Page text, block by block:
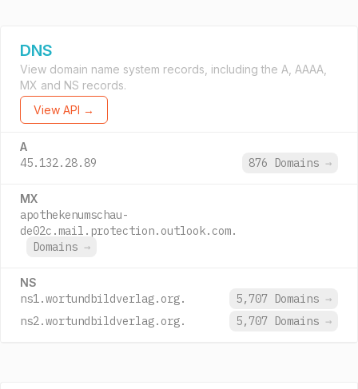
DNS
View domain name system records, including the A, AAAA,
MX and NS records.
View API →
A
45.132.28.89 876 Domains →
MX
apothekenumschau-
de02c.mail.protection.outlook.com.
Domains →
NS
ns1.wortundbildverlag.org. 5,707 Domains →
ns2.wortundbildverlag.org.
5,707 Domains →